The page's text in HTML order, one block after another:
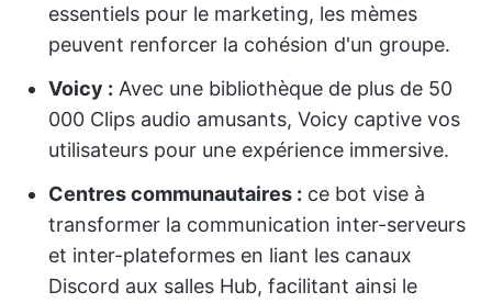
essentiels pour le marketing, les mèmes
peuvent renforcer la cohésion d'un groupe.
Voicy : Avec une bibliothèque de plus de 50
000 Clips audio amusants, Voicy captive vos
utilisateurs pour une expérience immersive.
Centres communautaires : ce bot vise à
transformer la communication inter-serveurs
et inter-plateformes en liant les canaux
Discord aux salles Hub, facilitant ainsi le